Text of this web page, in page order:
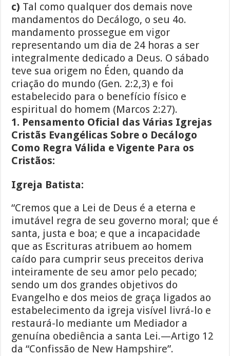
c) Tal como qualquer dos demais nove
mandamentos do Decálogo, o seu 4o.
mandamento prossegue em vigor
representando um dia de 24 horas a ser
integralmente dedicado a Deus. O sábado
teve sua origem no Éden, quando da
criação do mundo (Gen. 2:2,3) e foi
estabelecido para o benefício físico e
espiritual do homem (Marcos 2:27).
1. Pensamento Oficial das Várias Igrejas
Cristãs Evangélicas Sobre o Decálogo
Como Regra Válida e Vigente Para os
Cristãos:
Igreja Batista:
“Cremos que a Lei de Deus é a eterna e
imutável regra de seu governo moral; que é
santa, justa e boa; e que a incapacidade
que as Escrituras atribuem ao homem
caído para cumprir seus preceitos deriva
inteiramente de seu amor pelo pecado;
sendo um dos grandes objetivos do
Evangelho e dos meios de graça ligados ao
estabelecimento da igreja visível livrá-lo e
restaurá-lo mediante um Mediador a
genuína obediência a santa Lei.—Artigo 12
da “Confissão de New Hampshire”.